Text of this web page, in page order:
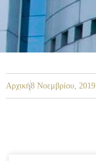
Αρχική8 Νοεμβρίου, 2019